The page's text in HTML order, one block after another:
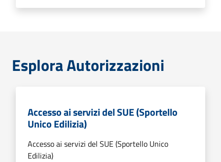
Esplora Autorizzazioni
Accesso ai servizi del SUE (Sportello
Unico Edilizia)
Accesso ai servizi del SUE (Sportello Unico
Edilizia)